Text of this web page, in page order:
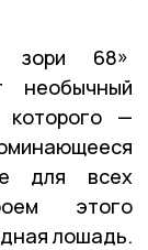
зори 68»
необычный
которого —
для всех
этого
лошадь.